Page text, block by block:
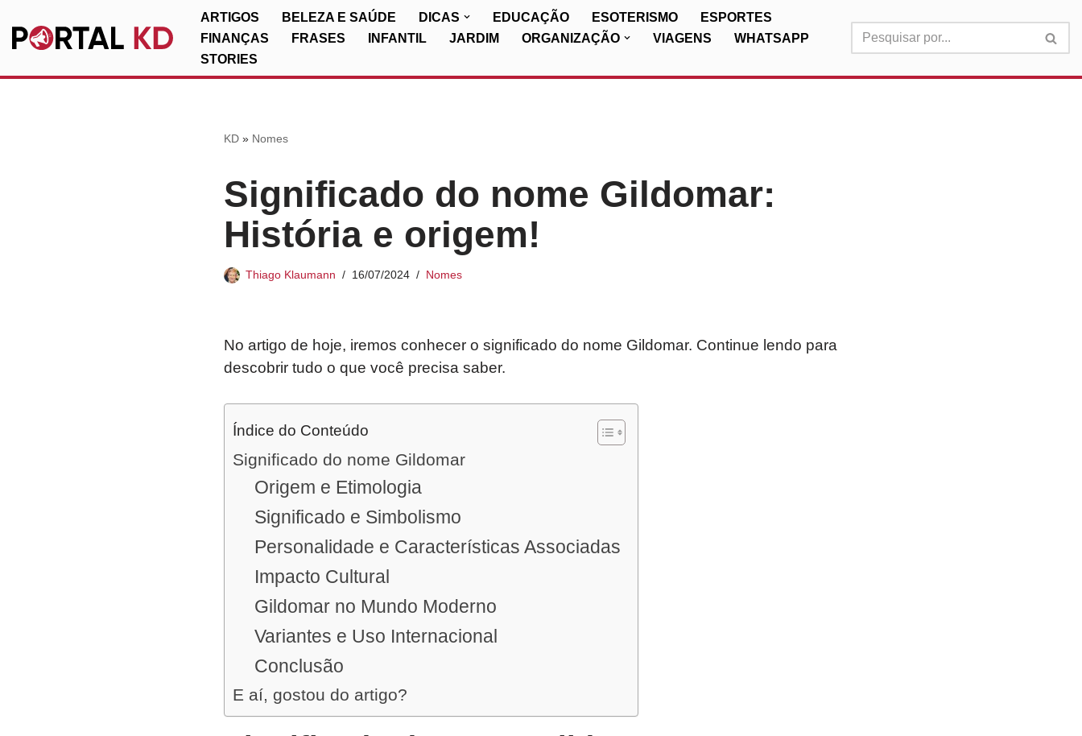
Pular
ARTIGOS BELEZA E SAÚDE DICAS EDUCAÇÃO ESOTERISMO
ESPORTES
FINANÇAS
FRASES INFANTIL JARDIM ORGANIZAÇÃO VIAGENS
WHATSAPP
STORIES
KD» Nomes
Significado do nome Gildomar:
História e origem!
Thiago Klaumann 16/07/2024 Nomes
No artigo de hoje, iremos conhecer o significado do nome Gildomar. Continue lendo para
descobrir tudo o que você precisa saber.
Índice do Conteúdo
Significado do nome Gildomar
Origem e Etimologia
Significado e Simbolismo
Personalidade e Características Associadas
Impacto Cultural
Gildomar no Mundo Moderno
Variantes e Uso Internacional
Conclusão
E aí, gostou do artigo?